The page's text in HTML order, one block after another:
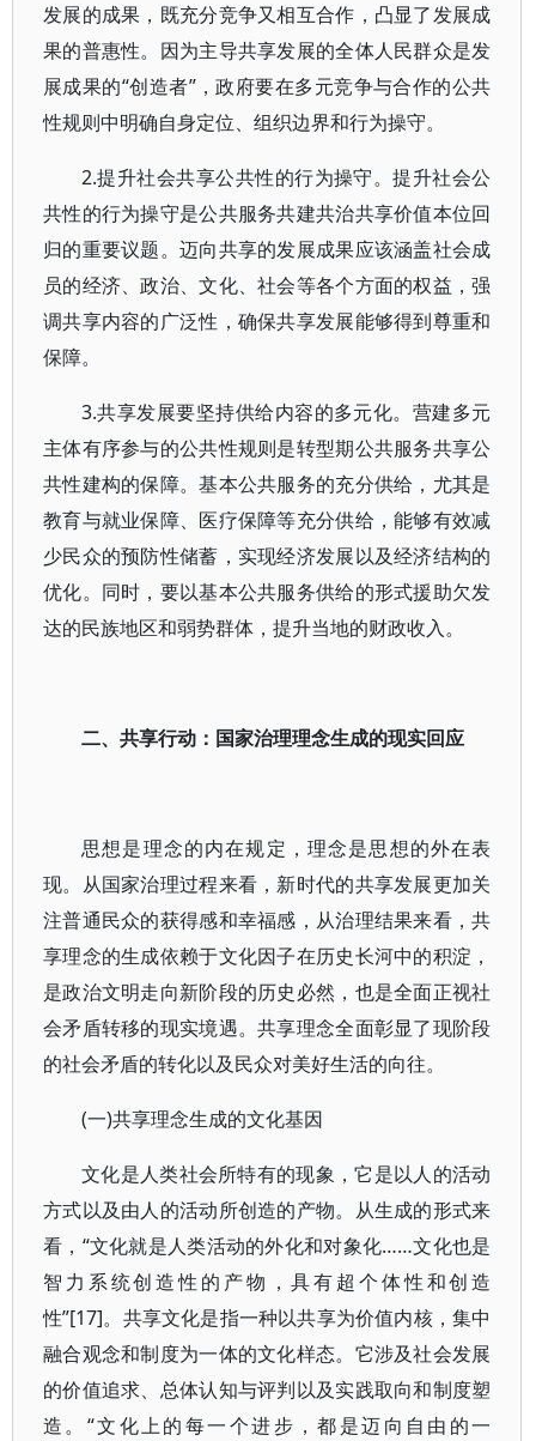
发展的成果，既充分竞争又相互合作，凸显了发展成
果的普惠性。因为主导共享发展的全体人民群众是发
展成果的“创造者”，政府要在多元竞争与合作的公共
性规则中明确自身定位、组织边界和行为操守。
2.提升社会共享公共性的行为操守。提升社会公
共性的行为操守是公共服务共建共治共享价值本位回
归的重要议题。迈向共享的发展成果应该涵盖社会成
员的经济、政治、文化、社会等各个方面的权益，强
调共享内容的广泛性，确保共享发展能够得到尊重和
保障。
3.共享发展要坚持供给内容的多元化。营建多元
主体有序参与的公共性规则是转型期公共服务共享公
共性建构的保障。基本公共服务的充分供给，尤其是
教育与就业保障、医疗保障等充分供给，能够有效减
少民众的预防性储蓄，实现经济发展以及经济结构的
优化。同时，要以基本公共服务供给的形式援助欠发
达的民族地区和弱势群体，提升当地的财政收入。
二、共享行动：国家治理理念生成的现实回应
思想是理念的内在规定，理念是思想的外在表
现。从国家治理过程来看，新时代的共享发展更加关
注普通民众的获得感和幸福感，从治理结果来看，共
享理念的生成依赖于文化因子在历史长河中的积淀，
是政治文明走向新阶段的历史必然，也是全面正视社
会矛盾转移的现实境遇。共享理念全面彰显了现阶段
的社会矛盾的转化以及民众对美好生活的向往。
(一)共享理念生成的文化基因
文化是人类社会所特有的现象，它是以人的活动
方式以及由人的活动所创造的产物。从生成的形式来
看，“文化就是人类活动的外化和对象化……文化也是
智力系统创造性的产物，具有超个体性和创造
性”[17]。共享文化是指一种以共享为价值内核，集中
融合观念和制度为一体的文化样态。它涉及社会发展
的价值追求、总体认知与评判以及实践取向和制度塑
造。“文化上的每一个进步，都是迈向自由的一